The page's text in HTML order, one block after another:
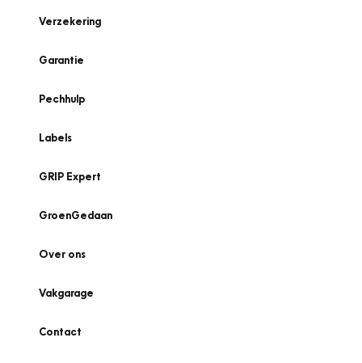
Verzekering
Garantie
Pechhulp
Labels
GRIP Expert
GroenGedaan
Over ons
Vakgarage
Contact